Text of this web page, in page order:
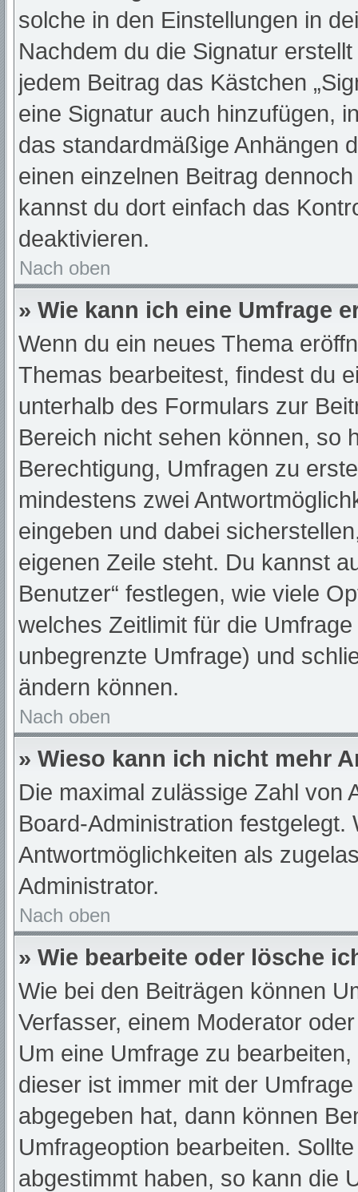
solche in den Einstellungen in
Nachdem du die Signatur
jedem Beitrag das Kästchen
eine Signatur auch hinzufügen,
das standardmäßige Anhängen
einen einzelnen Beitrag
kannst du dort einfach das
deaktivieren.
Nach oben
» Wie kann ich eine Umfrage
Wenn du ein neues Thema
Themas bearbeitest, findest du
unterhalb des Formulars zur
Bereich nicht sehen können, so
Berechtigung, Umfragen zu
mindestens zwei
eingeben und dabei
eigenen Zeile steht. Du kannst
Benutzer“ festlegen, wie viele
welches Zeitlimit für die
unbegrenzte Umfrage) und
ändern können.
Nach oben
» Wieso kann ich nicht mehr
Die maximal zulässige Zahl von
Board-Administration festgelegt.
Antwortmöglichkeiten als
Administrator.
Nach oben
» Wie bearbeite oder lösche
Wie bei den Beiträgen können
Verfasser, einem Moderator
Um eine Umfrage zu
dieser ist immer mit der
abgegeben hat, dann können
Umfrageoption bearbeiten.
abgestimmt haben, so kann die